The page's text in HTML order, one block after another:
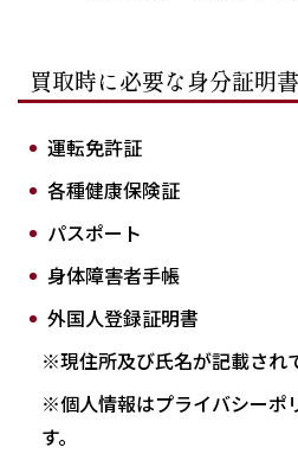
買取時に必要な身分証明書
運転免許証
各種健康保険証
パスポート
身体障害者手帳
外国人登録証明書
※現住所及び氏名が記載され
※個人情報はプライバシーポ
す。